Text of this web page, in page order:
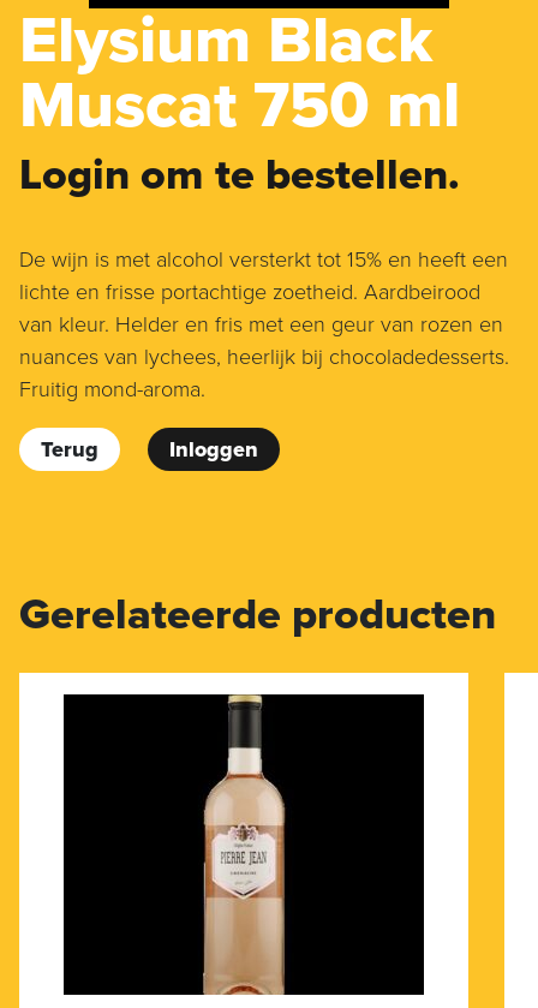
Elysium Black
Muscat 750 ml
Login om te bestellen.
De wijn is met alcohol versterkt tot 15% en heeft een
lichte en frisse portachtige zoetheid. Aardbeirood
van kleur. Helder en fris met een geur van rozen en
nuances van lychees, heerlijk bij chocoladedesserts.
Fruitig mond-aroma.
Terug Inloggen
Gerelateerde producten